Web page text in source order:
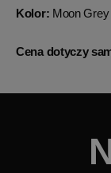
Kolor: Moon
Cena dotyczy